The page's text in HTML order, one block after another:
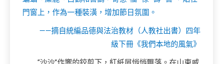
門窗上，作為一種裝潢，增加節日氛圍。
——摘自統編品德與法治教材（人教社出書）四年
級下冊《我們本地的風氣》